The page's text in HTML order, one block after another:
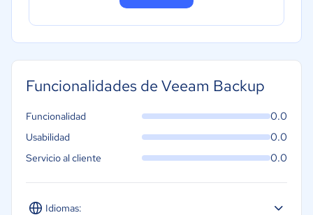
Funcionalidades de Veeam Backup
Idiomas:
Funcionalidad 0.0
Usabilidad 0.0
Servicio al cliente 0.0